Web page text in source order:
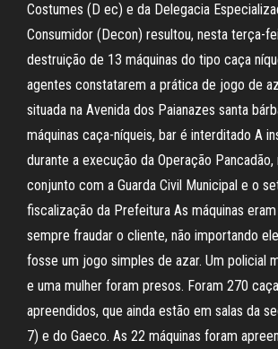
Costumes (D ec) e da Delegacia
Consumidor (Decon) resultou, nesta terça-
destruição de 13 máquinas do tipo caça
agentes constatarem a prática de jogo de
situada na Avenida dos Paianazes santa
máquinas caça-níqueis, bar é interditado A
durante a execução da Operação Pancadão,
conjunto com a Guarda Civil Municipal e o
fiscalização da Prefeitura As máquinas
sempre fraudar o cliente, não importando
fosse um jogo simples de azar. Um policial
e uma mulher foram presos. Foram 270
apreendidos, que ainda estão em salas da
7) e do Gaeco. As 22 máquinas foram